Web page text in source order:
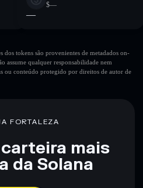
$—
—
dos tokens são provenientes de metadados on-
assume qualquer responsabilidade nem
ou conteúdo protegido por direitos de autor de
FORTALEZA
mais
da Solana